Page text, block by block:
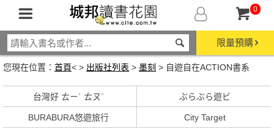
0
限量預購
您現在位置： 首頁< > 出版社列表 > 墨刻 > 自遊自在ACTION書系
台灣好 ㄊㄧˋ ㄊㄡˊ ぶらぶら遊ビ
BURABURA悠遊旅行 City Target